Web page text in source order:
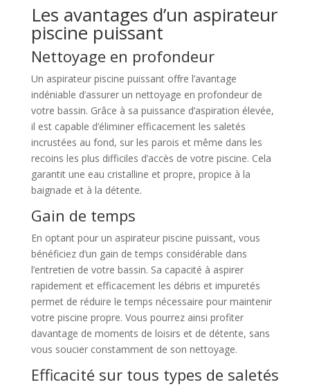
Les avantages d’un aspirateur
piscine puissant
Nettoyage en profondeur
Un aspirateur piscine puissant offre l’avantage
indéniable d’assurer un nettoyage en profondeur de
votre bassin. Grâce à sa puissance d’aspiration élevée,
il est capable d’éliminer efficacement les saletés
incrustées au fond, sur les parois et même dans les
recoins les plus difficiles d’accès de votre piscine. Cela
garantit une eau cristalline et propre, propice à la
baignade et à la détente.
Gain de temps
En optant pour un aspirateur piscine puissant, vous
bénéficiez d’un gain de temps considérable dans
l’entretien de votre bassin. Sa capacité à aspirer
rapidement et efficacement les débris et impuretés
permet de réduire le temps nécessaire pour maintenir
votre piscine propre. Vous pourrez ainsi profiter
davantage de moments de loisirs et de détente, sans
vous soucier constamment de son nettoyage.
Efficacité sur tous types de saletés